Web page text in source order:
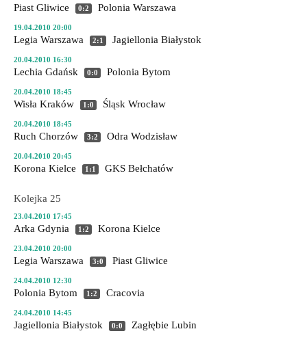
Piast Gliwice 0:2 Polonia Warszawa
19.04.2010 20:00
Legia Warszawa 2:1 Jagiellonia Białystok
20.04.2010 16:30
Lechia Gdańsk 0:0 Polonia Bytom
20.04.2010 18:45
Wisła Kraków 1:0 Śląsk Wrocław
20.04.2010 18:45
Ruch Chorzów 3:2 Odra Wodzisław
20.04.2010 20:45
Korona Kielce 1:1 GKS Bełchatów
Kolejka 25
23.04.2010 17:45
Arka Gdynia 1:2 Korona Kielce
23.04.2010 20:00
Legia Warszawa 3:0 Piast Gliwice
24.04.2010 12:30
Polonia Bytom 1:2 Cracovia
24.04.2010 14:45
Jagiellonia Białystok 0:0 Zagłębie Lubin